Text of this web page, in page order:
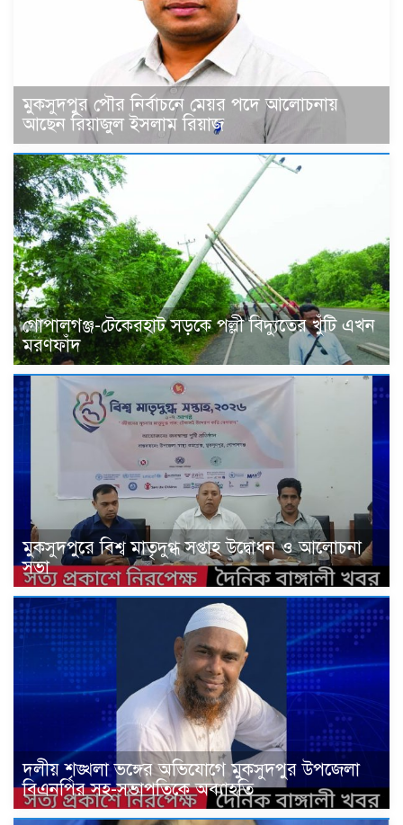
মুকসুদপুর পৌর নির্বাচনে মেয়র পদে আলোচনায়
আছেন রিয়াজুল ইসলাম রিয়াজ
গোপালগঞ্জ-টেকেরহাট সড়কে পল্লী বিদ্যুতের খুঁটি এখন
মরণফাঁদ
মুকসুদপুরে বিশ্ব মাতৃদুগ্ধ সপ্তাহ উদ্বোধন ও আলোচনা
সভা
দলীয় শৃঙ্খলা ভঙ্গের অভিযোগে মুকসুদপুর উপজেলা
বিএনপির সহ-সভাপতিকে অব্যাহতি